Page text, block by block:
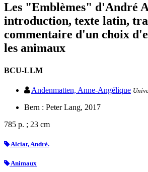
Les "Emblèmes" d'André
introduction, texte latin,
commentaire d'un choix
les animaux
BCU-LLM
Andenmatten, Anne-Angélique
Bern : Peter Lang, 2017
785 p. ; 23 cm
Alciat, André.
Animaux